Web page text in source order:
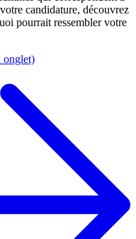
candidature, découvrez
pourrait ressembler votre
onglet)